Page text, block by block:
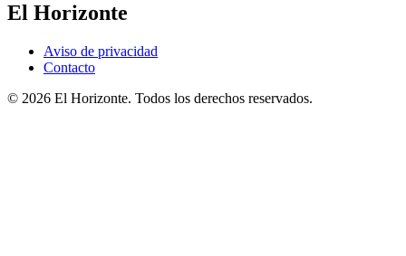
El Horizonte
Aviso de privacidad
Contacto
© 2026 El Horizonte. Todos los derechos reservados.